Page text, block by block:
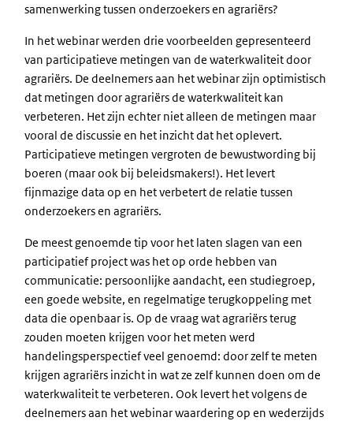
samenwerking tussen onderzoekers en agrariërs?
In het webinar werden drie voorbeelden gepresenteerd
van participatieve metingen van de waterkwaliteit door
agrariërs. De deelnemers aan het webinar zijn optimistisch
dat metingen door agrariërs de waterkwaliteit kan
verbeteren. Het zijn echter niet alleen de metingen maar
vooral de discussie en het inzicht dat het oplevert.
Participatieve metingen vergroten de bewustwording bij
boeren (maar ook bij beleidsmakers!). Het levert
fijnmazige data op en het verbetert de relatie tussen
onderzoekers en agrariërs.
De meest genoemde tip voor het laten slagen van een
participatief project was het op orde hebben van
communicatie: persoonlijke aandacht, een studiegroep,
een goede website, en regelmatige terugkoppeling met
data die openbaar is. Op de vraag wat agrariërs terug
zouden moeten krijgen voor het meten werd
handelingsperspectief veel genoemd: door zelf te meten
krijgen agrariërs inzicht in wat ze zelf kunnen doen om de
waterkwaliteit te verbeteren. Ook levert het volgens de
deelnemers aan het webinar waardering op en wederzijds